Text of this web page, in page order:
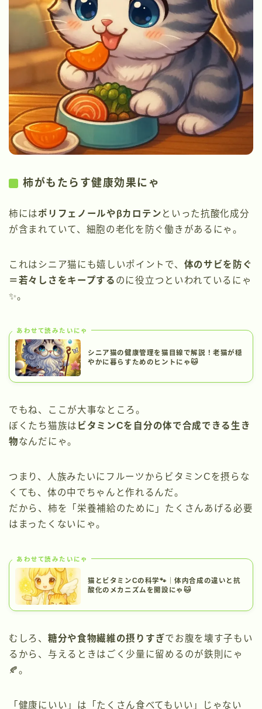
柿がもたらす健康効果にゃ
柿にはポリフェノールやβカロテン といった抗酸化成分
が含まれていて、細胞の老化を防ぐ働きがあるにゃ。
これはシニア猫にも嬉しいポイントで、 体のサビを防ぐ
＝若々しさをキープする のに役立つといわれているにゃ
✨。
あわせて読みたいにゃ
シニア猫の健康管理を猫目線で解説！老猫が穏
やかに暮らすためのヒントにゃ🐱
でもね、ここが大事なところ。
ぼくたち猫族は ビタミンCを自分の体で合成できる生き
物なんだにゃ。
つまり、人族みたいにフルーツからビタミンCを摂らな
くても、体の中でちゃんと作れるんだ。
だから、柿を「栄養補給のために」たくさんあげる必要
はまったくないにゃ。
あわせて読みたいにゃ
猫とビタミンCの科学🐾｜体内合成の違いと抗
酸化のメカニズムを開設にゃ🐱
むしろ、 糖分や食物繊維の摂りすぎでお腹を壊す子もい
るから、与えるときはごく少量に留めるのが鉄則にゃ
🍂。
「健康にいい」は「たくさん食べてもいい」じゃない